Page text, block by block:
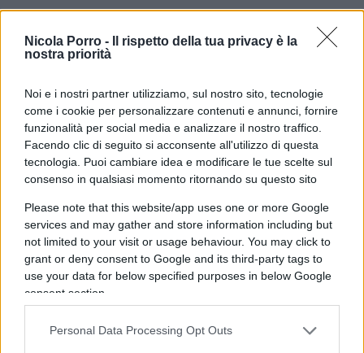
Nicola Porro -
Il rispetto della tua privacy è la
nostra priorità
Noi e i nostri partner utilizziamo, sul nostro sito, tecnologie
come i cookie per personalizzare contenuti e annunci, fornire
funzionalità per social media e analizzare il nostro traffico.
Facendo clic di seguito si acconsente all'utilizzo di questa
tecnologia. Puoi cambiare idea e modificare le tue scelte sul
consenso in qualsiasi momento ritornando su questo sito
Please note that this website/app uses one or more Google
services and may gather and store information including but
not limited to your visit or usage behaviour. You may click to
grant or deny consent to Google and its third-party tags to
use your data for below specified purposes in below Google
consent section.
Personal Data Processing Opt Outs
Polemica durante una visita scolastica al
memoriale diMauthausen, l’ex campo di
concentramento nazista in Austria. Secondo
immagini e testimonianze diffuse sui social,
la scritta“Free Palestine”durante la visita al sito.
In alcune immagini comparirebbe anche il ritratto
Dalal Mughrabimilitante palestinese coinvolta
nell’attentato della strada costiera del 1978 in
Israele, nel quale furono uccise 38 persone, tra cui
13 bambini.